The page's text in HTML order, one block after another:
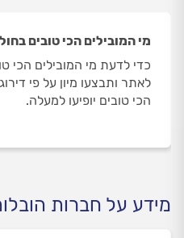
מי המובילים הכי טובים
כדי לדעת מי המובילים הכי
לאתר ותבצעו מיון על פי
הכי טובים יופיעו למעלה.
מידע על חברות